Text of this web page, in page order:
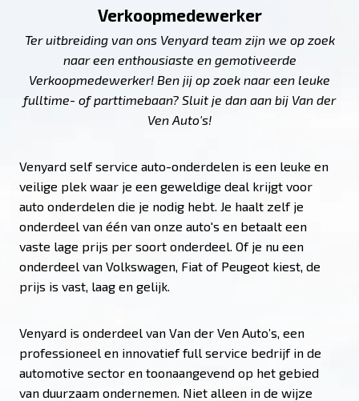
Verkoopmedewerker
Ter uitbreiding van ons Venyard team zijn we op zoek
naar een enthousiaste en gemotiveerde
Verkoopmedewerker! Ben jij op zoek naar een leuke
fulltime- of parttimebaan? Sluit je dan aan bij Van der
Ven Auto's!
Venyard self service auto-onderdelen is een leuke en
veilige plek waar je een geweldige deal krijgt voor
auto onderdelen die je nodig hebt. Je haalt zelf je
onderdeel van één van onze auto's en betaalt een
vaste lage prijs per soort onderdeel. Of je nu een
onderdeel van Volkswagen, Fiat of Peugeot kiest, de
prijs is vast, laag en gelijk.
Venyard is onderdeel van Van der Ven Auto’s, een
professioneel en innovatief full service bedrijf in de
automotive sector en toonaangevend op het gebied
van duurzaam ondernemen. Niet alleen in de wijze